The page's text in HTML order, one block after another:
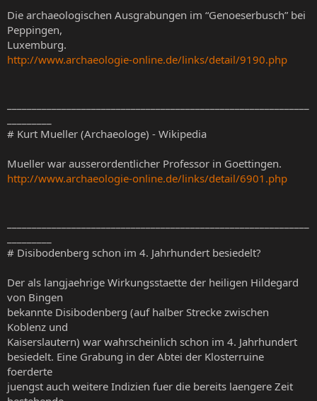
Die archaeologischen Ausgrabungen im “Genoeserbusch” bei
Peppingen,
Luxemburg.
http://www.archaeologie-online.de/links/detail/9190.php
# Kurt Mueller (Archaeologe) - Wikipedia
Mueller war ausserordentlicher Professor in Goettingen.
http://www.archaeologie-online.de/links/detail/6901.php
# Disibodenberg schon im 4. Jahrhundert besiedelt?
Der als langjaehrige Wirkungsstaette der heiligen Hildegard
von Bingen
bekannte Disibodenberg (auf halber Strecke zwischen
Koblenz und
Kaiserslautern) war wahrscheinlich schon im 4. Jahrhundert
besiedelt. Eine Grabung in der Abtei der Klosterruine
foerderte
juengst auch weitere Indizien fuer die bereits laengere Zeit